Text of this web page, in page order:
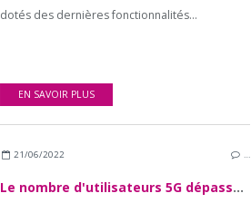
dotés des dernières fonctionnalités...
EN SAVOIR PLUS
21/06/2022 …
Le nombre d'utilisateurs 5G dépassera le milliard en 2022